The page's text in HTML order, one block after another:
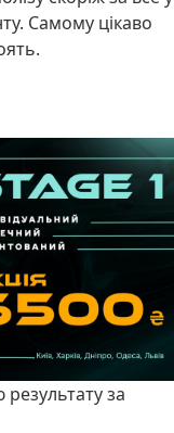
Самому цікаво
результату за